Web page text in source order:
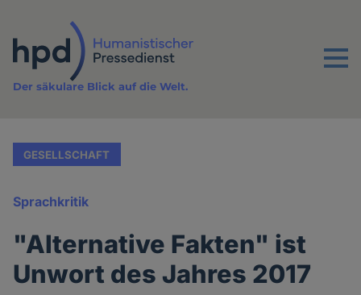
Inhalt
Menu
Der säkulare Blick auf die Welt.
GESELLSCHAFT
Sprachkritik
"Alternative Fakten" ist
Unwort des Jahres 2017